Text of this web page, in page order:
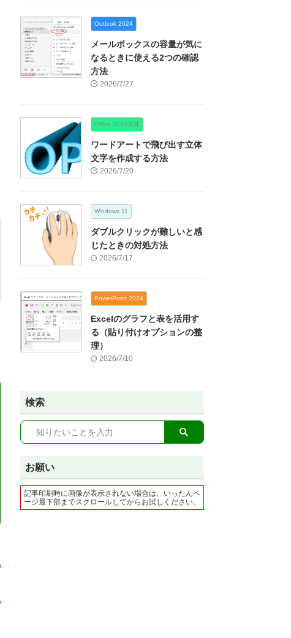
Outlook 2024
メールボックスの容量が気に
なるときに使える2つの確認
方法
2026/7/27
Office 2024共通
ワードアートで飛び出す立体
文字を作成する方法
2026/7/20
Windows 11
ダブルクリックが難しいと感
じたときの対処方法
2026/7/17
PowerPoint 2024
Excelのグラフと表を活用す
る（貼り付けオプションの整
理）
2026/7/10
検索
お願い
記事印刷時に画像が表示されない場合は、いったんペ
ージ最下部までスクロールしてからお試しください。